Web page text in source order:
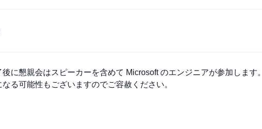
に懇親会はスピーカーを含めて Microsoft のエンジニアが参加します。
る可能性もございますのでご容赦ください。